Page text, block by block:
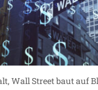
Wall Street baut auf